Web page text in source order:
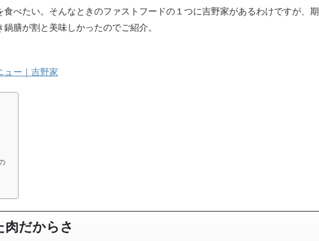
べたい。そんなときのファストフードの１つに吉野家があるわけですが、期
膳が割と美味しかったのでご紹介。
ュー｜吉野家
肉だからさ